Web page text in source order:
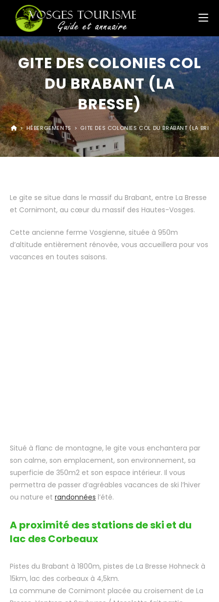
GITE DES COLONIES COL
DU BRABANT (LA
BRESSE)
> HÉBERGEMENTS > GITE DES COLONIES COL DU BRABANT (LA
Le gite se situe dans le massif du Brabant, entre La Bresse
et Cornimont, au cœur du massif des Hautes-Vosges.
Cette ancienne ferme Vosgienne, située à 950m
d’altitude entièrement rénovée, vous accueillera pour vos
vacances en toutes saisons.
Situé à flanc de montagne, le gite vous enchantera par
son calme, son emplacement, son environnement, sa
superficie de 350m2 et son espace intérieur. Il vous
permettra de passer d’agréables vacances de ski l’hiver
ou nature et randonnées l’été.
A proximité des stations de ski et du
lac des Corbeaux
Pistes du Brabant à 1800m, pistes de La Bresse Hohneck à
15km, lac des corbeaux à 4,5km.
La commune de Cornimont placée au croisement de La